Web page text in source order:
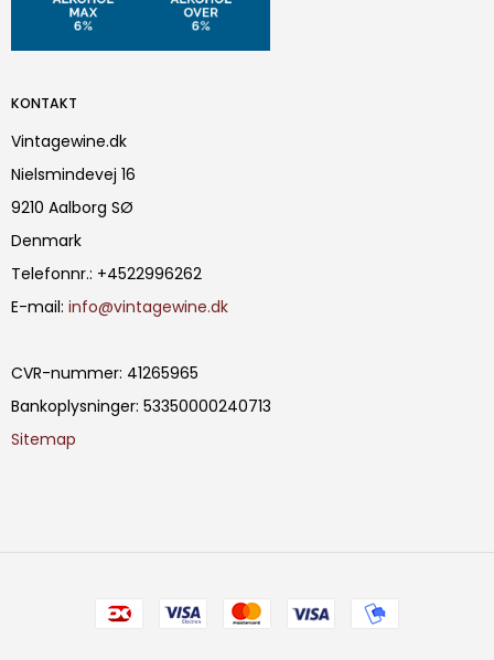
KONTAKT
Vintagewine.dk
Nielsmindevej 16
9210 Aalborg SØ
Denmark
Telefonnr.: +4522996262
E-mail: info@vintagewine.dk
CVR-nummer: 41265965
Bankoplysninger: 53350000240713
Sitemap